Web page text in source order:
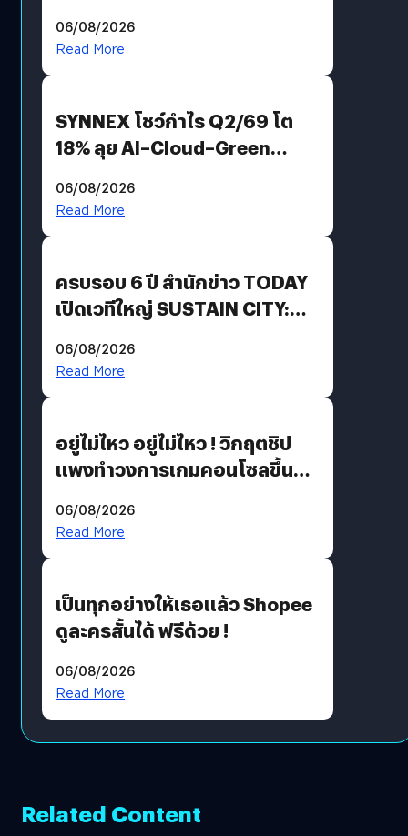
AGI
06/08/2026
Read More
SYNNEX โชว์กำไร Q2/69 โต
18% ลุย AI–Cloud–Green
Revenue เร่งเครื่อง New
06/08/2026
Read More
ครบรอบ 6 ปี สำนักข่าว TODAY
เปิดเวทีใหญ่ SUSTAIN CITY:
แนวทางปรับตัวสู่เศรษฐกิจสี
06/08/2026
Read More
อยู่ไม่ไหว อยู่ไม่ไหว ! วิกฤตชิป
แพงทำวงการเกมคอนโซลขึ้น
?
06/08/2026
Read More
เป็นทุกอย่างให้เธอแล้ว Shopee
ดูละครสั้นได้ ฟรีด้วย !
06/08/2026
Read More
Related Content